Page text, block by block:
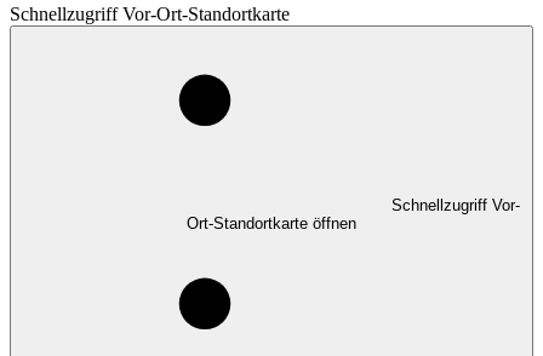
Schnellzugriff Vor-Ort-Standortkarte
Schnellzugriff Vor-
Ort-Standortkarte öffnen